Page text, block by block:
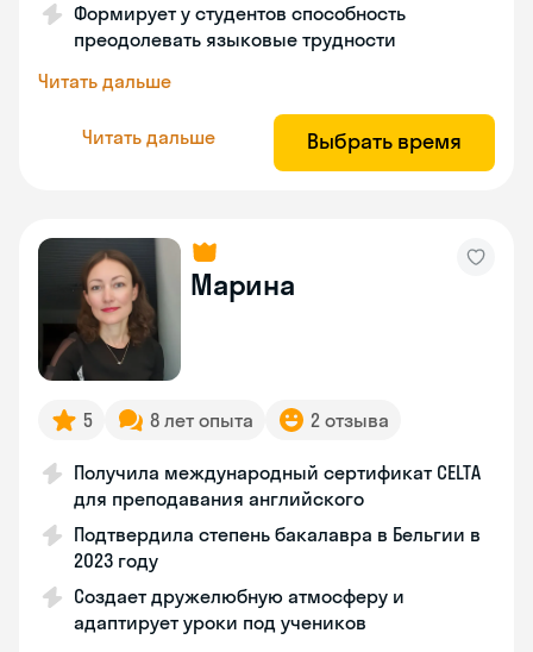
Формирует у студентов способность
преодолевать языковые трудности
Читать дальше
Читать дальше Выбрать время
Марина
5 8 лет опыта 2 отзыва
Получила международный сертификат CELTA
для преподавания английского
Подтвердила степень бакалавра в Бельгии в
2023 году
Создает дружелюбную атмосферу и
адаптирует уроки под учеников